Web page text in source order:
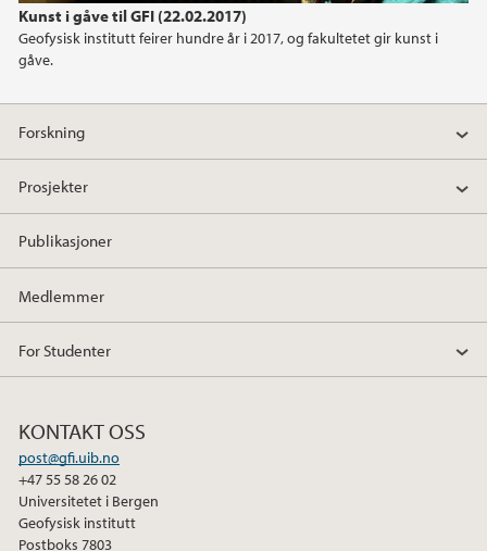
Kunst i gåve til GFI (22.02.2017)
Geofysisk institutt feirer hundre år i 2017, og fakultetet gir kunst i
gåve.
2016
2015
2014
2013
2012
2011
2010
Forskning
Prosjekter
Publikasjoner
Medlemmer
For Studenter
KONTAKT OSS
post@gfi.uib.no
+47 55 58 26 02
Universitetet i Bergen
Geofysisk institutt
Postboks 7803